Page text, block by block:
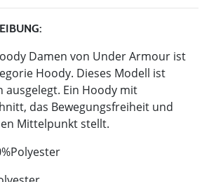
Damen von Under Armour ist
Hoody. Dieses Modell ist
ausgelegt. Ein Hoody mit
das Bewegungsfreiheit und
Mittelpunkt stellt.